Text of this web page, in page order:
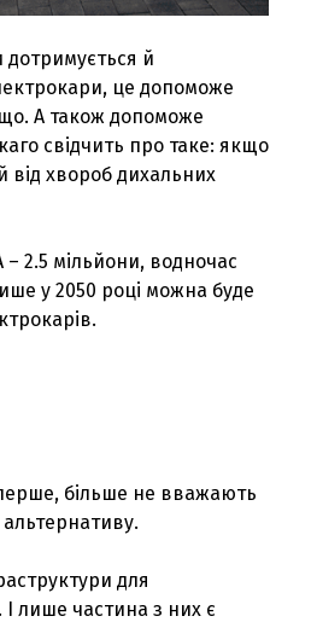
й
це допоможе
А також допоможе
свідчить про таке: якщо
від хвороб дихальних
– 2.5 мільйони, водночас
у 2050 році можна буде
більше не вважають
для
І лише частина з них є